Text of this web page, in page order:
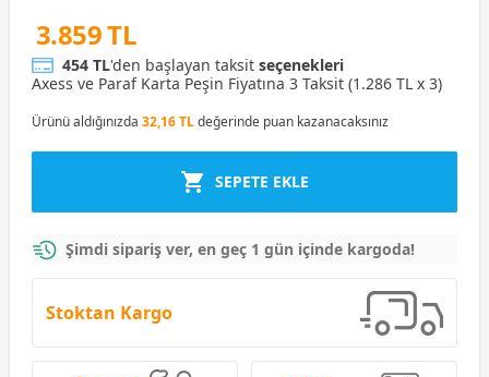
3.859 TL
454 TL'den başlayan taksit seçenekleri
Axess ve Paraf Karta Peşin Fiyatına 3 Taksit (1.286 TL x 3)
Ürünü aldığınızda 32,16 TLdeğerinde puan kazanacaksınız
SEPETE EKLE
Şimdi sipariş ver, en geç 1 gün içinde kargoda!
Stoktan Kargo